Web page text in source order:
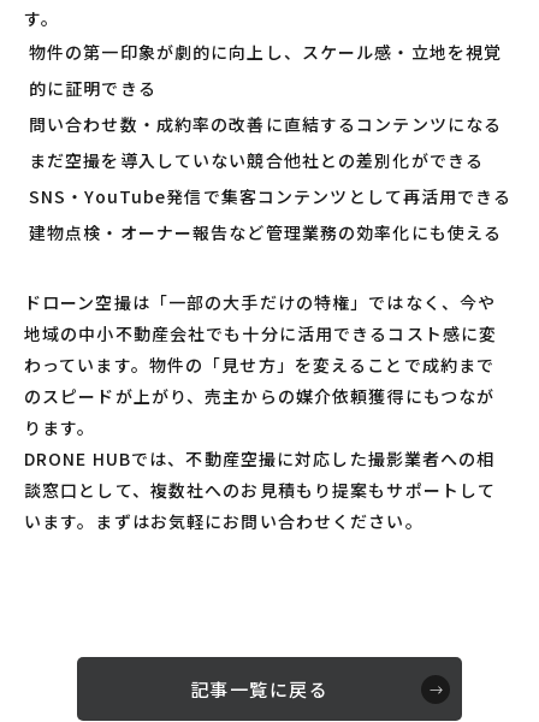
す。
物件の第一印象が劇的に向上し、スケール感・立地を視覚
的に証明できる
問い合わせ数・成約率の改善に直結するコンテンツになる
まだ空撮を導入していない競合他社との差別化ができる
SNS・YouTube発信で集客コンテンツとして再活用できる
建物点検・オーナー報告など管理業務の効率化にも使える
ドローン空撮は「一部の大手だけの特権」ではなく、今や
地域の中小不動産会社でも十分に活用できるコスト感に変
わっています。物件の「見せ方」を変えることで成約まで
のスピードが上がり、売主からの媒介依頼獲得にもつなが
ります。
DRONE HUBでは、不動産空撮に対応した撮影業者への相
談窓口として、複数社へのお見積もり提案もサポートして
います。まずはお気軽にお問い合わせください。
記事一覧に戻る